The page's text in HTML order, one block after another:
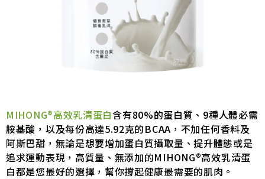
MIHONG®高效乳清蛋白含有80%的蛋白質、9種人體必需
胺基酸，以及每份高達5.92克的BCAA，不加任何香料及
阿斯巴甜，無論是想要增加蛋白質攝取量、提升體態或是
追求運動表現，高質量、無添加的MIHONG®高效乳清蛋
白都是您最好的選擇，幫你撐起健康最需要的肌肉。